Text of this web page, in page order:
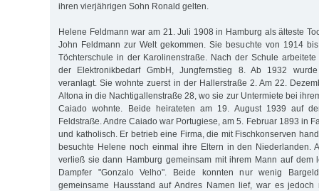
ihren vierjährigen Sohn Ronald gelten.
Helene Feldmann war am 21. Juli 1908 in Hamburg als älteste
John Feldmann zur Welt gekommen. Sie besuchte von 1914
Töchterschule in der Karolinenstraße. Nach der Schule
der Elektronikbedarf GmbH, Jungfernstieg 8. Ab 1932
veranlagt. Sie wohnte zuerst in der Hallerstraße 2. Am 22.
Altona in die Nachtigallenstraße 28, wo sie zur Untermiete bei
Caiado wohnte. Beide heirateten am 19. August 1939 auf
Feldstraße. Andre Caiado war Portugiese, am 5. Februar 1893 in
und katholisch. Er betrieb eine Firma, die mit Fischkonserven
besuchte Helene noch einmal ihre Eltern in den Niederlanden.
verließ sie dann Hamburg gemeinsam mit ihrem Mann auf dem
Dampfer "Gonzalo Velho". Beide konnten nur wenig
gemeinsame Hausstand auf Andres Namen lief, war es